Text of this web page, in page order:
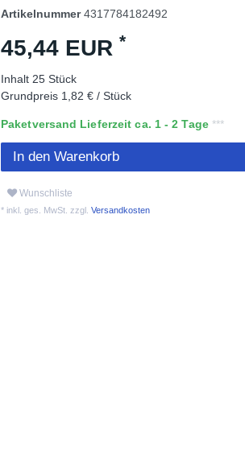
Artikelnummer4317784182492
45,44 EUR *
Inhalt 25 Stück
Grundpreis 1,82 € / Stück
Paketversand Lieferzeit ca. 1 - 2 Tage
In den Warenkorb
Wunschliste
* inkl. ges. MwSt. zzgl. Versandkosten